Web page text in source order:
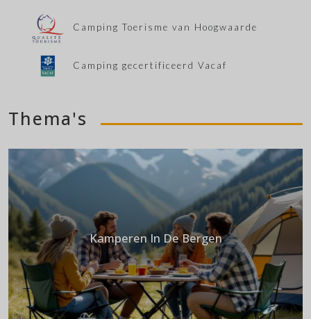
Camping Toerisme van Hoogwaarde
Camping gecertificeerd Vacaf
Thema's
Kamperen In De Bergen